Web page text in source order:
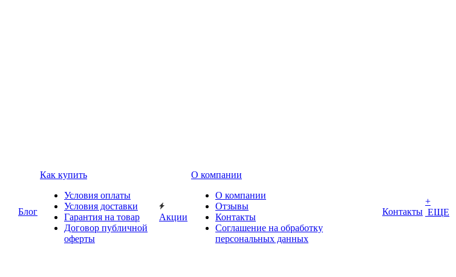
Блог
Как купить
Условия оплаты
Условия доставки
Гарантия на товар
Договор публичной
оферты
Акции
О компании
О компании
Отзывы
Контакты
Соглашение на обработку
персональных данных
Контакты
+
ЕЩЕ